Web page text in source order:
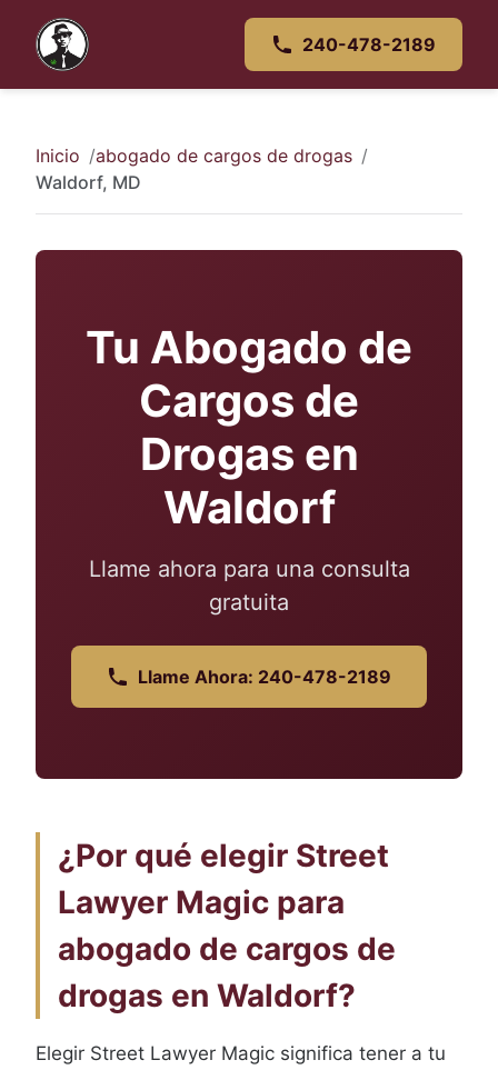
240-478-2189
Inicio
abogado de cargos de drogas
Waldorf, MD
Tu Abogado de
Cargos de
Drogas en
Waldorf
Llame ahora para una consulta
gratuita
Llame Ahora: 240-478-2189
¿Por qué elegir Street
Lawyer Magic para
abogado de cargos de
drogas en Waldorf?
Elegir Street Lawyer Magic significa tener a tu